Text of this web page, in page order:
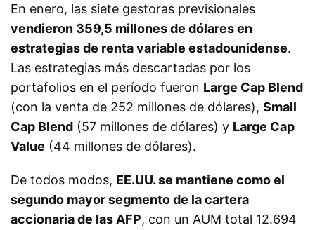
En enero, las siete gestoras previsionales
vendieron 359,5 millones de dólares en
estrategias de renta variable estadounidense.
Las estrategias más descartadas por los
portafolios en el período fueron Large Cap Blend
(con la venta de 252 millones de dólares), Small
Cap Blend (57 millones de dólares) y Large Cap
Value (44 millones de dólares).
De todos modos, EE.UU. se mantiene como el
segundo mayor segmento de la cartera
accionaria de las AFP, con un AUM total 12.694